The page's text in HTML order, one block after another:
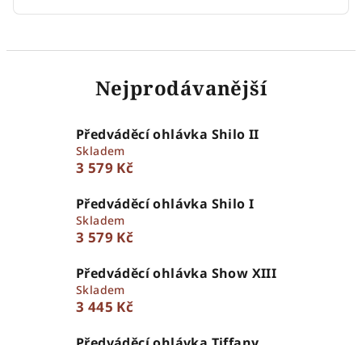
Nejprodávanější
Předváděcí ohlávka Shilo II
Skladem
3 579 Kč
Předváděcí ohlávka Shilo I
Skladem
3 579 Kč
Předváděcí ohlávka Show XIII
Skladem
3 445 Kč